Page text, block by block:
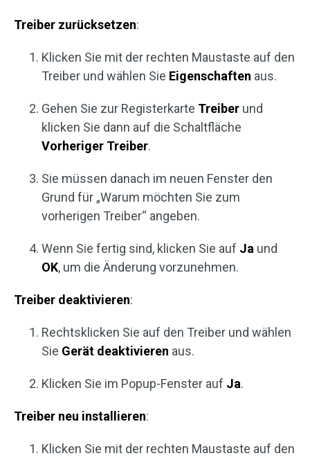
Treiber zurücksetzen:
Klicken Sie mit der rechten Maustaste auf den
Treiber und wählen Sie Eigenschaften aus.
Gehen Sie zur Registerkarte Treiber und
klicken Sie dann auf die Schaltfläche
Vorheriger Treiber.
Sie müssen danach im neuen Fenster den
Grund für „Warum möchten Sie zum
vorherigen Treiber“ angeben.
Wenn Sie fertig sind, klicken Sie auf Ja und
OK, um die Änderung vorzunehmen.
Treiber deaktivieren:
Rechtsklicken Sie auf den Treiber und wählen
Sie Gerät deaktivieren aus.
Klicken Sie im Popup-Fenster auf Ja.
Treiber neu installieren:
Klicken Sie mit der rechten Maustaste auf den